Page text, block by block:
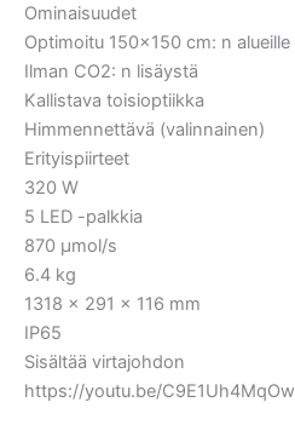
Ominaisuudet
Optimoitu 150×150 cm: n alueille
Ilman CO2: n lisäystä
Kallistava toisioptiikka
Himmennettävä (valinnainen)
Erityispiirteet
320 W
5 LED -palkkia
870 μmol/s
6.4 kg
1318 x 291 x 116 mm
IP65
Sisältää virtajohdon
https://youtu.be/C9E1Uh4MqOw